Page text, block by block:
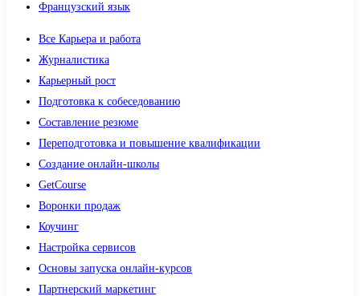
Французский язык
Все Карьера и работа
Журналистика
Карьерный рост
Подготовка к собеседованию
Составление резюме
Переподготовка и повышение квалификации
Создание онлайн-школы
GetCourse
Воронки продаж
Коучинг
Настройка сервисов
Основы запуска онлайн-курсов
Партнерский маркетинг